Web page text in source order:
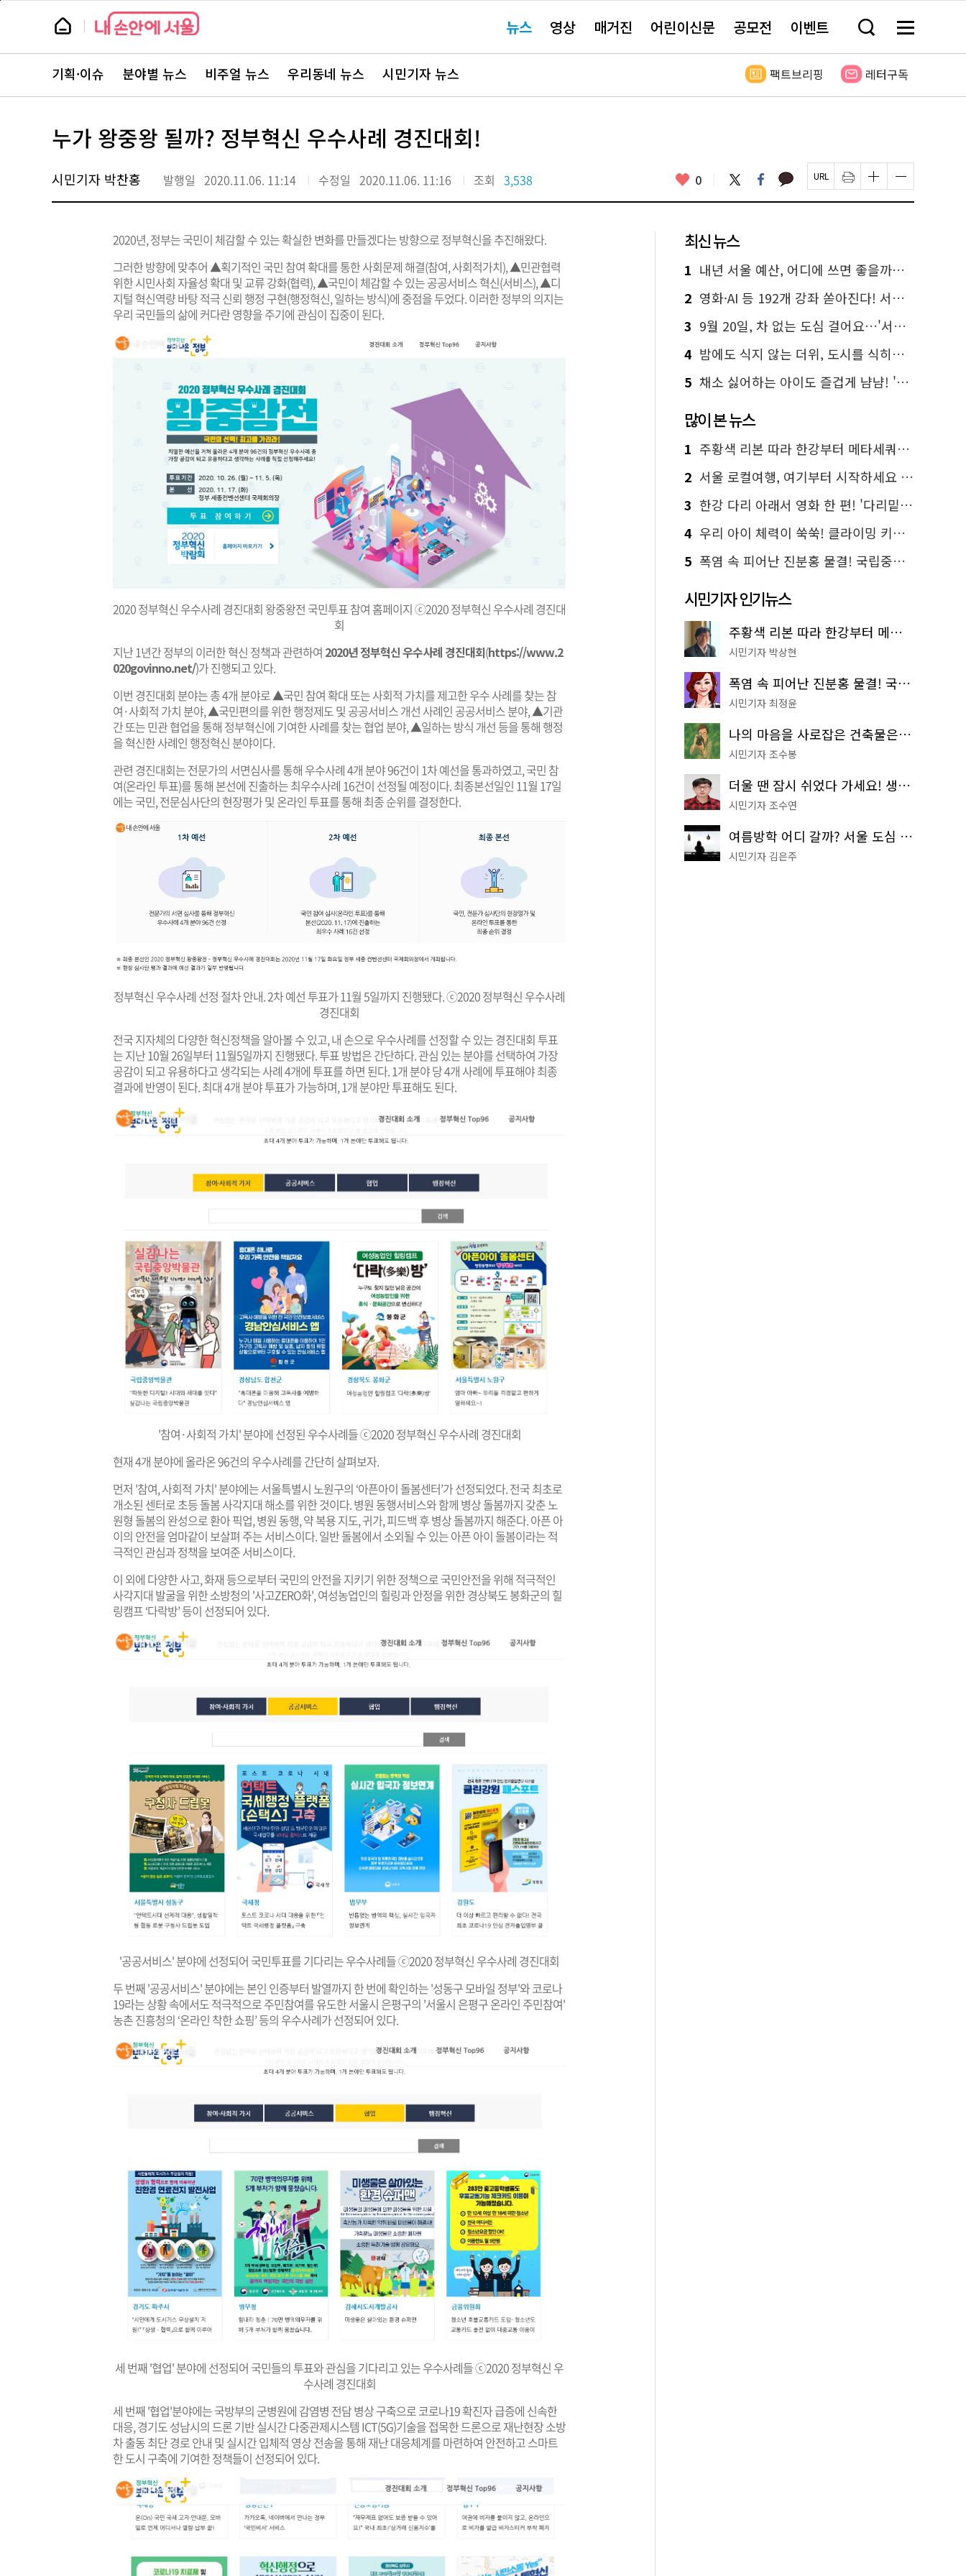
본
뉴
스 요뉴스 영상 매거진 어린이신문 공모전 이벤트 검
창
기
메
전
보
뉴
스
주
서
바
로
기획·이슈 분야별 뉴스 비주얼 뉴스 우리동네 뉴스 시민기자 뉴스 팩트브리핑 레터구독
누가 왕중왕 될까? 정부혁신 우수사례 경진대회!
시민기자 박찬홍 발행일 2020.11.06. 11:14 수정일 2020.11.06. 11:16 조회 3,538 좋
요
0 트
위
터
페
이
스
카
카 페
이
지
인
쇄
하
글
자
크
하
기
글
자
크
하
2020년, 정부는 국민이 체감할 수 있는 확실한 변화를 만들겠다는 방향으로 정부혁신을 추진해왔다.
그러한 방향에 맞추어 ▲획기적인 국민 참여 확대를 통한 사회문제 해결(참여, 사회적가치), ▲민관협력
위한 시민사회 자율성 확대 및 교류 강화(협력), ▲국민이 체감할 수 있는 공공서비스 혁신(서비스), ▲디
지털 혁신역량 바탕 적극 신뢰 행정 구현(행정혁신, 일하는 방식)에 중점을 두었다. 이러한 정부의 의지는
우리 국민들의 삶에 커다란 영향을 주기에 관심이 집중이 된다.
2020 정부혁신 우수사례 경진대회 왕중왕전 국민투표 참여 홈페이지 ⓒ2020 정부혁신 우수사례 경진대
회
지난 1년간 정부의 이러한 혁신 정책과 관련하여 2020년 정부혁신 우수사례 경진대회(https://www.2
020govinno.net/)가 진행되고 있다.
이번 경진대회 분야는 총 4개 분야로 ▲국민 참여 확대 또는 사회적 가치를 제고한 우수 사례를 찾는 참
여·사회적 가치 분야, ▲국민편의를 위한 행정제도 및 공공서비스 개선 사례인 공공서비스 분야, ▲기관
간 또는 민관 협업을 통해 정부혁신에 기여한 사례를 찾는 협업 분야, ▲일하는 방식 개선 등을 통해 행정
을 혁신한 사례인 행정혁신 분야이다.
관련 경진대회는 전문가의 서면심사를 통해 우수사례 4개 분야 96건이 1차 예선을 통과하였고, 국민 참
여(온라인 투표)를 통해 본선에 진출하는 최우수사례 16건이 선정될 예정이다. 최종본선일인 11월 17일
에는 국민, 전문심사단의 현장평가 및 온라인 투표를 통해 최종 순위를 결정한다.
정부혁신 우수사례 선정 절차 안내. 2차 예선 투표가 11월 5일까지 진행됐다. ⓒ2020 정부혁신 우수사례
경진대회
전국 지자체의 다양한 혁신정책을 알아볼 수 있고, 내 손으로 우수사례를 선정할 수 있는 경진대회 투표
는 지난 10월 26일부터 11월5일까지 진행됐다. 투표 방법은 간단하다. 관심 있는 분야를 선택하여 가장
공감이 되고 유용하다고 생각되는 사례 4개에 투표를 하면 된다. 1개 분야 당 4개 사례에 투표해야 최종
결과에 반영이 된다. 최대 4개 분야 투표가 가능하며, 1개 분야만 투표해도 된다.
'참여·사회적 가치' 분야에 선정된 우수사례들 ⓒ2020 정부혁신 우수사례 경진대회
현재 4개 분야에 올라온 96건의 우수사례를 간단히 살펴보자.
먼저 '참여, 사회적 가치' 분야에는 서울특별시 노원구의 ‘아픈아이 돌봄센터’가 선정되었다. 전국 최초로
개소된 센터로 초등 돌봄 사각지대 해소를 위한 것이다. 병원 동행서비스와 함께 병상 돌봄까지 갖춘 노
원형 돌봄의 완성으로 환아 픽업, 병원 동행, 약 복용 지도, 귀가, 피드백 후 병상 돌봄까지 해준다. 아픈 아
이의 안전을 엄마같이 보살펴 주는 서비스이다. 일반 돌봄에서 소외될 수 있는 아픈 아이 돌봄이라는 적
극적인 관심과 정책을 보여준 서비스이다.
이 외에 다양한 사고, 화재 등으로부터 국민의 안전을 지키기 위한 정책으로 국민안전을 위해 적극적인
사각지대 발굴을 위한 소방청의 '사고ZERO화', 여성농업인의 힐링과 안정을 위한 경상북도 봉화군의 힐
링캠프 ‘다락방’ 등이 선정되어 있다.
'공공서비스' 분야에 선정되어 국민투표를 기다리는 우수사례들 ⓒ2020 정부혁신 우수사례 경진대회
두 번째 '공공서비스' 분야에는 본인 인증부터 발열까지 한 번에 확인하는 '성동구 모바일 정부'와 코로나
19라는 상황 속에서도 적극적으로 주민참여를 유도한 서울시 은평구의 '서울시 은평구 온라인 주민참여'
농촌 진흥청의 ‘온라인 착한 쇼핑’ 등의 우수사례가 선정되어 있다.
세 번째 '협업' 분야에 선정되어 국민들의 투표와 관심을 기다리고 있는 우수사례들 ⓒ2020 정부혁신 우
수사례 경진대회
세 번째 '협업'분야에는 국방부의 군병원에 감염병 전담 병상 구축으로 코로나19 확진자 급증에 신속한
대응, 경기도 성남시의 드론 기반 실시간 다중관제시스템 ICT(5G)기술을 접목한 드론으로 재난현장 소방
차 출동 최단 경로 안내 및 실시간 입체적 영상 전송을 통해 재난 대응체계를 마련하여 안전하고 스마트
한 도시 구축에 기여한 정책들이 선정되어 있다.
최신 뉴스
1 내년 서울 예산, 어디에 쓰면 좋을까요? 온라인 투표
2 영화·AI 등 192개 강좌 쏟아진다! 서울시민대학 선착순 신청
3 9월 20일, 차 없는 도심 걸어요…'서울 걷자 페스티벌' 선착순 5천명
4 밤에도 식지 않는 더위, 도시를 식히는 시원한 해법은?
5 채소 싫어하는 아이도 즐겁게 냠냠! '찾아가는 서울시 식생활 교육' 현장
많이 본 뉴스
1 주황색 리본 따라 한강부터 메타세쿼이아 숲길까지…서울둘레길 15코스
2 서울 로컬여행, 여기부터 시작하세요 '서울에디션25'
3 한강 다리 아래서 영화 한 편! '다리밑 영화관' 무료 상영
4 우리 아이 체력이 쑥쑥! 클라이밍 키즈카페·어린이 체력장
5 폭염 속 피어난 진분홍 물결! 국립중앙박물관 배롱나무 명소
시민기자 인기뉴스
주황색 리본 따라 한강부터 메타세쿼이아 숲길까지…서울둘레길 15코스
시민기자 박상현
폭염 속 피어난 진분홍 물결! 국립중앙박물관 배롱나무 명소
시민기자 최정윤
나의 마음을 사로잡은 건축물은? '서울시 건축상' 수상작 공개!
시민기자 조수봉
더울 땐 잠시 쉬었다 가세요! 생수 냉장고부터 해피소·무더위쉼터까지
시민기자 조수연
여름방학 어디 갈까? 서울 도심 무료 실내 여행 코스 추천
시민기자 김은주
페